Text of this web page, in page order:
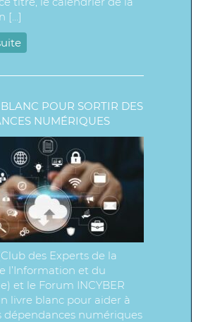
[…]
POUR SORTIR DES
NUMÉRIQUES
des Experts de la
l’Information et du
et le Forum INCYBER
livre blanc pour aider à
dépendances numériques